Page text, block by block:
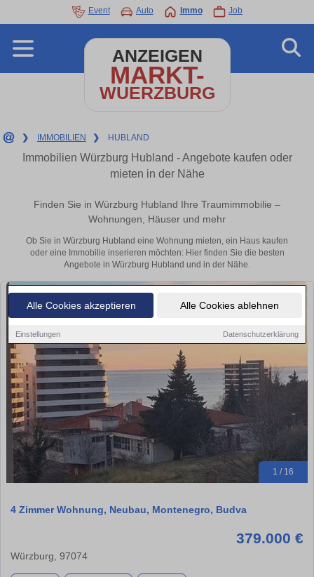
Alle Cookies akzeptieren Alle Cookies ablehnen
Einstellungen Datenschutzerklärung
Event Auto Immo Job
ANZEIGEN
MARKT-
WUERZBURG
❯ IMMOBILIEN ❯ HUBLAND
Immobilien Würzburg Hubland - Angebote kaufen oder
mieten in der Nähe
Finden Sie in Würzburg Hubland Ihre Traumimmobilie –
Wohnungen, Häuser und mehr
Ob Sie in Würzburg Hubland eine Wohnung mieten, ein Haus kaufen
oder eine Immobilie inserieren möchten: Hier finden Sie die besten
Angebote in Würzburg Hubland und in der Nähe.
1 / 16
4 Zimmer Wohnung, Neubau, Montenegro, Budva
379.000 €
Würzburg, 97074